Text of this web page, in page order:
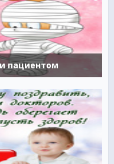
пациентом